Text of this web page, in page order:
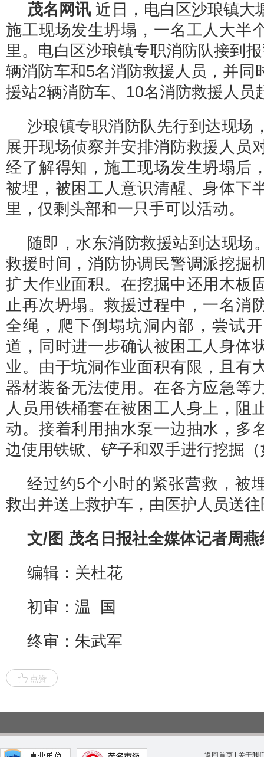
茂名网讯 近日，电白区沙琅镇大
施工现场发生坍塌，一名工人大半
里。电白区沙琅镇专职消防队接到
辆消防车和5名消防救援人员，并同
援站2辆消防车、10名消防救援人员
沙琅镇专职消防队先行到达现场
展开现场侦察并安排消防救援人员
经了解得知，施工现场发生坍塌后
被埋，被困工人意识清醒、身体下
里，仅剩头部和一只手可以活动。
随即，水东消防救援站到达现场
救援时间，消防协调民警调派挖掘
扩大作业面积。在挖掘中还用木板
止再次坍塌。救援过程中，一名消
全绳，爬下倒塌坑洞内部，尝试
道，同时进一步确认被困工人身体
业。由于坑洞作业面积有限，且有
器材装备无法使用。在各方应急等
人员用铁桶套在被困工人身上，阻
动。接着利用抽水泵一边抽水，多
边使用铁锨、铲子和双手进行挖掘
经过约5个小时的紧张营救，被
救出并送上救护车，由医护人员送
文/图 茂名日报社全媒体记者周
编辑：关杜花
初审：温 国
终审：朱武军
点赞
返回首页 关于我